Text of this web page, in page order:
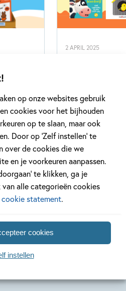
op onze websites gebruik
cookies voor het bijhouden
op te slaan, maar ook
Door op ‘Zelf instellen’ te
over de cookies die we
en je voorkeuren aanpassen.
te klikken, ga je
alle categorieën cookies
cookie statement.
cookies
instellen
2 APRIL 2025
Lees meer
artikelen